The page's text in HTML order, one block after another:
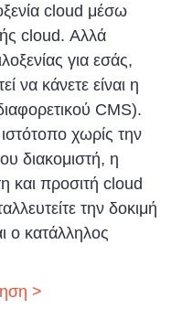
cloud μέσω
cloud. Αλλά
για εσάς,
να κάνετε είναι η
CMS).
χωρίς την
διακομιστή, η
και προσιτή cloud
την δοκιμή
ο κατάλληλος
>